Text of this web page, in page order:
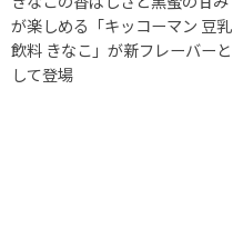
が楽しめる「キッコーマン 豆乳
飲料 きなこ」が新フレーバーと
して登場